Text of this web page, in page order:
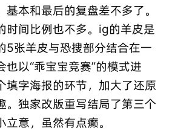
本和最后的复盘差不多了。
时间比例也不多。ig的羊皮是
5张羊皮与恐搜部分结合在一
也以“乖宝宝竞赛”的模式进
填字海报的环节，加大了还原
。独家改版重写结局了第三个
意，虽然有点癫。